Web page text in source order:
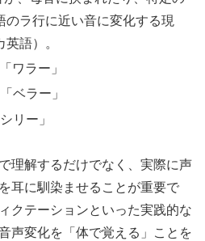
のラ行に近い音に変化する現
語）。
ワラー」
ベラー」
リー」
理解するだけでなく、実際に声
耳に馴染ませることが重要で
クテーションといった実践的な
声変化を「体で覚える」ことを